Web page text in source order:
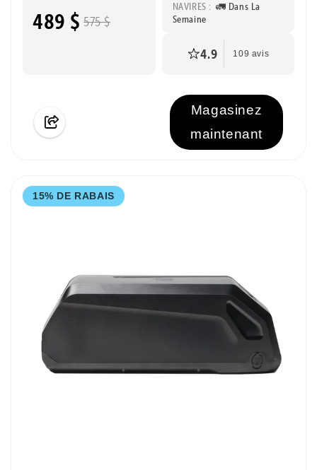
489 $ 575 $
NAVIRES : 🚛 Dans La
Semaine
4.9 109 avis
Magasinez
maintenant
15% DE RABAIS